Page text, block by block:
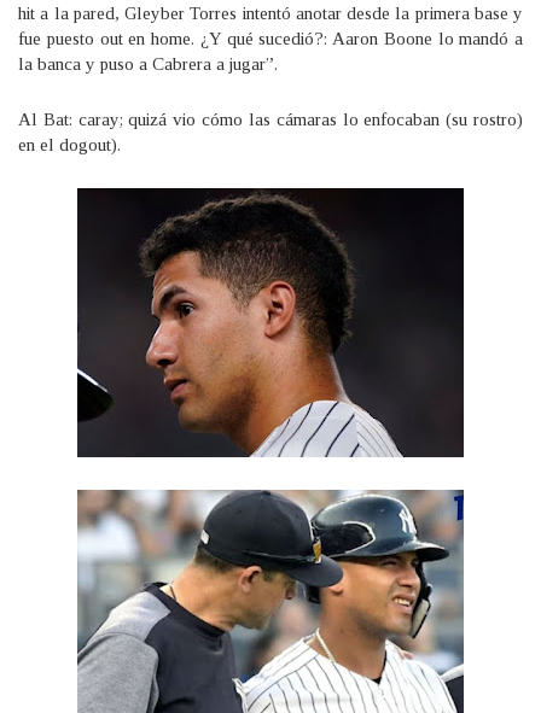
hit a la pared, Gleyber Torres intentó anotar desde la primera base y
fue puesto out en home. ¿Y qué sucedió?: Aaron Boone lo mandó a
la banca y puso a Cabrera a jugar”.
Al Bat: caray; quizá vio cómo las cámaras lo enfocaban (su rostro)
en el dogout).